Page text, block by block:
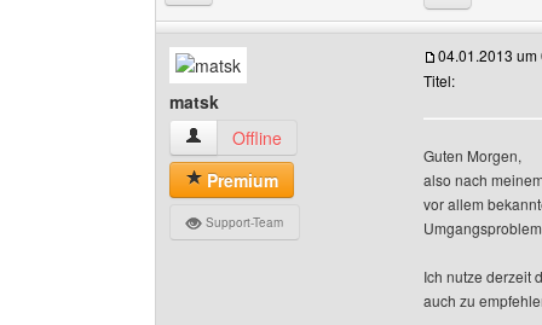
matsk
matsk Benutzer-Profile anzeigen
Offline
Premium
Support-Team
04.01.2013 um
Titel:
Guten Morgen,
also nach
vor allem
Ich nutze derzeit
auch zu